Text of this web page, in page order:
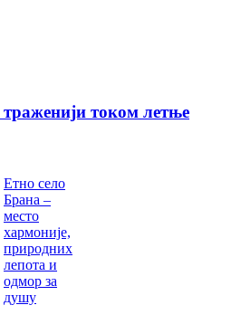
током летње
Етно село
Брана –
место
хармоније,
природних
лепота и
одмор за
душу